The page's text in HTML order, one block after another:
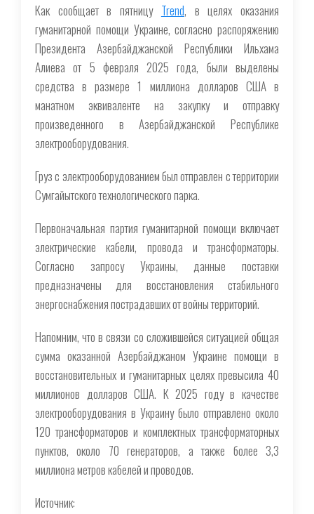
Как сообщает в пятницу Trend, в целях оказания
гуманитарной помощи Украине, согласно распоряжению
Президента Азербайджанской Республики Ильхама
Алиева от 5 февраля 2025 года, были выделены
средства в размере 1 миллиона долларов США в
манатном эквиваленте на закупку и отправку
произведенного в Азербайджанской Республике
электрооборудования.
Груз с электрооборудованием был отправлен с территории
Сумгайытского технологического парка.
Первоначальная партия гуманитарной помощи включает
электрические кабели, провода и трансформаторы.
Согласно запросу Украины, данные поставки
предназначены для восстановления стабильного
энергоснабжения пострадавших от войны территорий.
Напомним, что в связи со сложившейся ситуацией общая
сумма оказанной Азербайджаном Украине помощи в
восстановительных и гуманитарных целях превысила 40
миллионов долларов США. К 2025 году в качестве
электрооборудования в Украину было отправлено около
120 трансформаторов и комплектных трансформаторных
пунктов, около 70 генераторов, а также более 3,3
миллиона метров кабелей и проводов.
Источник: